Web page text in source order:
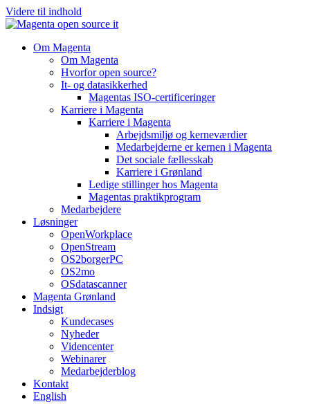
Videre til indhold
Om Magenta
Om Magenta
Hvorfor open source?
It- og datasikkerhed
Magentas ISO-certificeringer
Karriere i Magenta
Karriere i Magenta
Arbejdsmiljø og kerneværdier
Medarbejderne er kernen i Magenta
Det sociale fællesskab
Karriere i Grønland
Ledige stillinger hos Magenta​
Magentas praktikprogram
Medarbejdere
Løsninger
OpenWorkplace
OpenStream
OS2borgerPC
OS2mo
OSdatascanner
Magenta Grønland
Indsigt
Kundecases
Nyheder
Videncenter
Webinarer
Medarbejderblog
Kontakt
English